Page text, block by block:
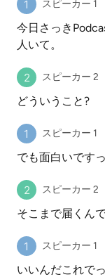
スピーカー 1
今日さっき
人いて。
スピーカー 2
どういうこと?
スピーカー 1
でも面白いです
スピーカー 2
そこまで届くんで
スピーカー 1
いいんだこれで